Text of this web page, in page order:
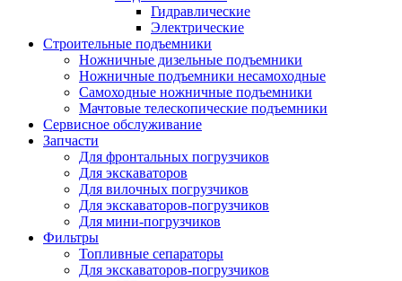
Гидравлические
Электрические
Строительные подъемники
Ножничные дизельные подъемники
Ножничные подъемники несамоходные
Самоходные ножничные подъемники
Мачтовые телескопические подъемники
Сервисное обслуживание
Запчасти
Для фронтальных погрузчиков
Для экскаваторов
Для вилочных погрузчиков
Для экскаваторов-погрузчиков
Для мини-погрузчиков
Фильтры
Топливные сепараторы
Для экскаваторов-погрузчиков